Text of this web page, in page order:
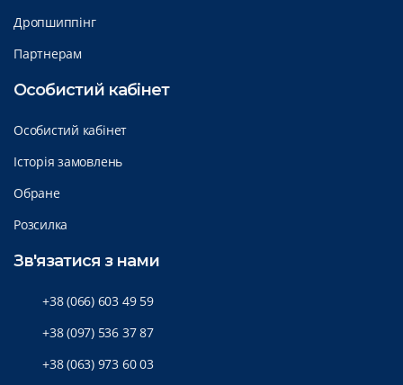
Дропшиппінг
Партнерам
Особистий кабінет
Особистий кабінет
Історія замовлень
Обране
Розсилка
Зв'язатися з нами
+38 (066) 603 49 59
+38 (097) 536 37 87
+38 (063) 973 60 03